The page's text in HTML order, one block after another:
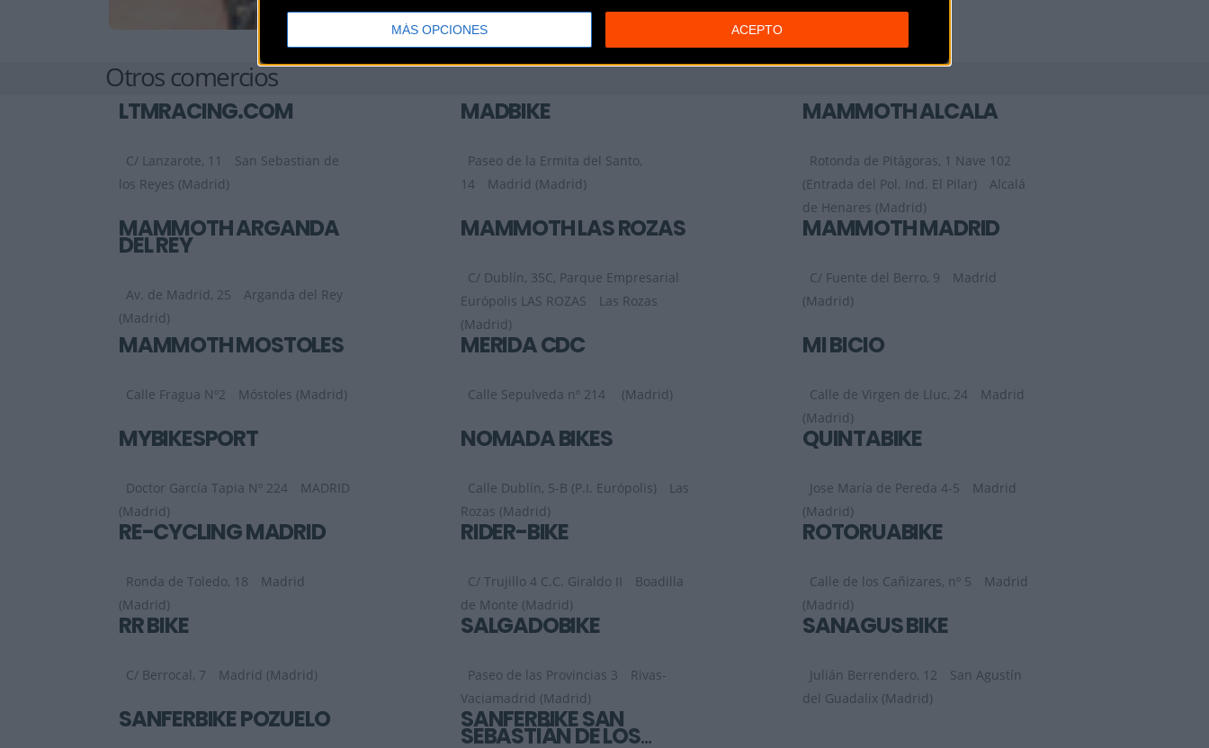
MÁS OPCIONES ACEPTO
Otros comercios
LTMRACING.COM
C/ Lanzarote, 11
San Sebastian de
los Reyes (Madrid)
MADBIKE
Paseo de la Ermita del Santo,
14
Madrid (Madrid)
MAMMOTH ALCALÁ
Rotonda de Pitágoras, 1 Nave 102
(Entrada del Pol. Ind. El Pilar)
Alcalá
de Henares (Madrid)
MAMMOTH ARGANDA
DEL REY
Av. de Madrid, 25
Arganda del Rey
(Madrid)
MAMMOTH LAS ROZAS
C/ Dublín, 35C, Parque Empresarial
Európolis LAS ROZAS
Las Rozas
(Madrid)
MAMMOTH MADRID
C/ Fuente del Berro, 9
Madrid
(Madrid)
MAMMOTH MOSTOLES
Calle Fragua Nº2 Móstoles (Madrid)
MERIDA CDC
Calle Sepulveda nº 214 (Madrid)
MI BICIO
Calle de Virgen de Lluc, 24
Madrid
(Madrid)
MYBIKESPORT
Doctor García Tapia Nº 224
MADRID
(Madrid)
NOMADA BIKES
Calle Dublín, 5-B (P.I. Európolis)
Las
Rozas (Madrid)
QUINTABIKE
Jose María de Pereda 4-5
Madrid
(Madrid)
RE-CYCLING MADRID
Ronda de Toledo, 18
Madrid
(Madrid)
RIDER-BIKE
C/ Trujillo 4 C.C. Giraldo II
Boadilla
de Monte (Madrid)
ROTORUABIKE
Calle de los Cañizares, nº 5
Madrid
(Madrid)
RR BIKE
C/ Berrocal, 7 Madrid (Madrid)
SALGADOBIKE
Paseo de las Provincias 3
Rivas-
Vaciamadrid (Madrid)
SANAGUS BIKE
Julián Berrendero, 12
San Agustín
del Guadalix (Madrid)
SANFERBIKE POZUELO SANFERBIKE SAN
SEBASTIÁN DE LOS